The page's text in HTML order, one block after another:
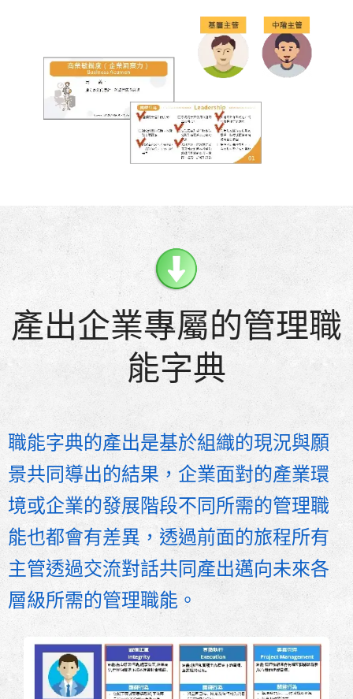
產出企業專屬的管理職
能字典
職能字典的產出是基於組織的現況與願
景共同導出的結果，企業面對的產業環
境或企業的發展階段不同所需的管理職
能也都會有差異，透過前面的旅程所有
主管透過交流對話共同產出邁向未來各
層級所需的管理職能。